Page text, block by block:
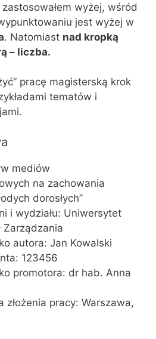
wyżej, wśród
jest wyżej w
. Natomiast nad kropką
– liczba.
pracę magisterską krok
tematów i
mediów
na zachowania
dorosłych”
i wydziału: Uniwersytet
Zarządzania
autora: Jan Kowalski
123456
promotora: dr hab. Anna
złożenia pracy: Warszawa,